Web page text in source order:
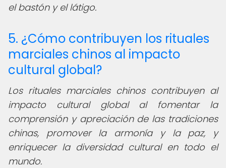
el bastón y el látigo.
5. ¿Cómo contribuyen los rituales
marciales chinos al impacto
cultural global?
Los rituales marciales chinos contribuyen al
impacto cultural global al fomentar la
comprensión y apreciación de las tradiciones
chinas, promover la armonía y la paz, y
enriquecer la diversidad cultural en todo el
mundo.